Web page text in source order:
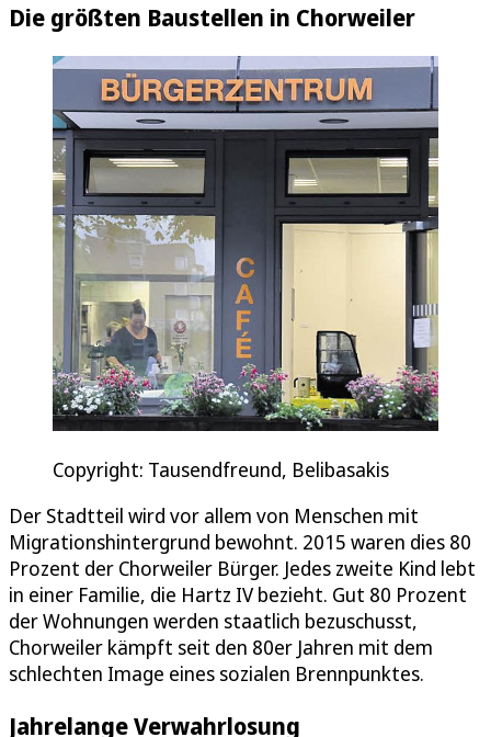
Die größten Baustellen in Chorweiler
Copyright: Tausendfreund, Belibasakis
Der Stadtteil wird vor allem von Menschen mit
Migrationshintergrund bewohnt. 2015 waren dies 80
Prozent der Chorweiler Bürger. Jedes zweite Kind lebt
in einer Familie, die Hartz IV bezieht. Gut 80 Prozent
der Wohnungen werden staatlich bezuschusst,
Chorweiler kämpft seit den 80er Jahren mit dem
schlechten Image eines sozialen Brennpunktes.
Jahrelange Verwahrlosung